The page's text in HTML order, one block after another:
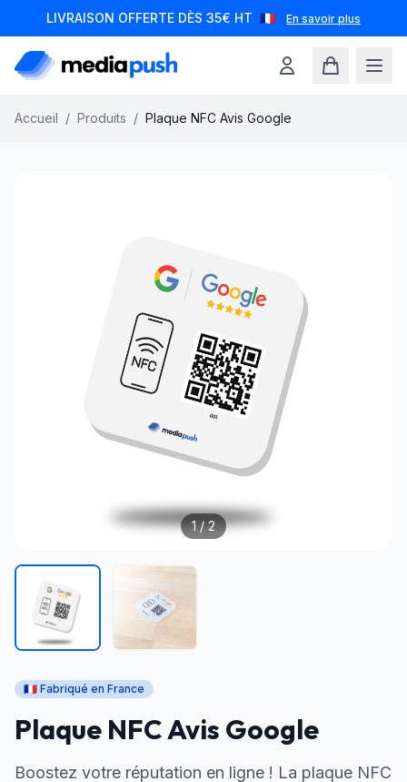
LIVRAISON OFFERTE DÈS 35€ HT 🇫🇷 En savoir plus
Accueil / Produits / Plaque NFC Avis Google
1/ 2
🇫🇷 Fabriqué en France
Plaque NFC Avis Google
Boostez votre réputation en ligne ! La plaque NFC